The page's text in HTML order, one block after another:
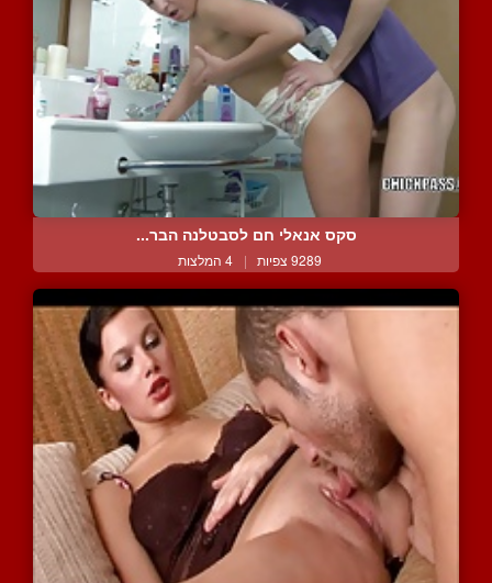
סקס אנאלי חם לסבטלנה הבר...
9289 צפיות | 4 המלצות